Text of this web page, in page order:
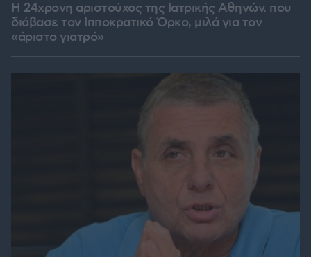
Η 24χρονη αριστούχος της Ιατρικής Αθηνών, που
διάβασε τον Ιπποκρατικό Όρκο, μιλά για τον
«άριστο γιατρό»